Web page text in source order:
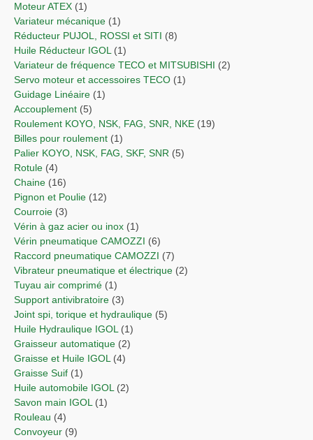
Moteur ATEX (1)
Variateur mécanique (1)
Réducteur PUJOL, ROSSI et SITI (8)
Huile Réducteur IGOL (1)
Variateur de fréquence TECO et MITSUBISHI (2)
Servo moteur et accessoires TECO (1)
Guidage Linéaire (1)
Accouplement (5)
Roulement KOYO, NSK, FAG, SNR, NKE (19)
Billes pour roulement (1)
Palier KOYO, NSK, FAG, SKF, SNR (5)
Rotule (4)
Chaine (16)
Pignon et Poulie (12)
Courroie (3)
Vérin à gaz acier ou inox (1)
Vérin pneumatique CAMOZZI (6)
Raccord pneumatique CAMOZZI (7)
Vibrateur pneumatique et électrique (2)
Tuyau air comprimé (1)
Support antivibratoire (3)
Joint spi, torique et hydraulique (5)
Huile Hydraulique IGOL (1)
Graisseur automatique (2)
Graisse et Huile IGOL (4)
Graisse Suif (1)
Huile automobile IGOL (2)
Savon main IGOL (1)
Rouleau (4)
Convoyeur (9)